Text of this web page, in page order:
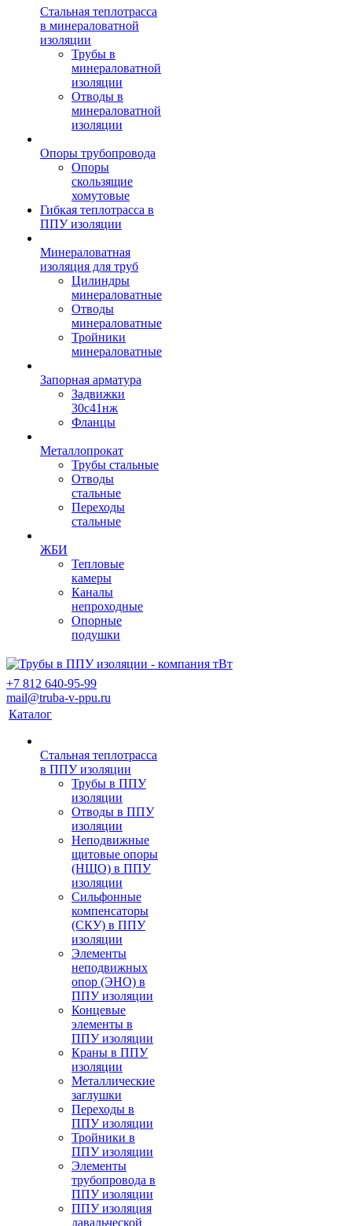
Стальная теплотрасса
в минераловатной
изоляции
Трубы в
минераловатной
изоляции
Отводы в
минераловатной
изоляции
Опоры трубопровода
Опоры
скользящие
хомутовые
Гибкая теплотрасса в
ППУ изоляции
Минераловатная
изоляция для труб
Цилиндры
минераловатные
Отводы
минераловатные
Тройники
минераловатные
Запорная арматура
Задвижки
30с41нж
Фланцы
Металлопрокат
Трубы стальные
Отводы
стальные
Переходы
стальные
ЖБИ
Тепловые
камеры
Каналы
непроходные
Опорные
подушки
+7 812 640-95-99
mail@truba-v-ppu.ru
Каталог
Стальная теплотрасса
в ППУ изоляции
Трубы в ППУ
изоляции
Отводы в ППУ
изоляции
Неподвижные
щитовые опоры
(НЩО) в ППУ
изоляции
Cильфонные
компенсаторы
(СКУ) в ППУ
изоляции
Элементы
неподвижных
опор (ЭНО) в
ППУ изоляции
Концевые
элементы в
ППУ изоляции
Краны в ППУ
изоляции
Металлические
заглушки
Переходы в
ППУ изоляции
Тройники в
ППУ изоляции
Элементы
трубопровода в
ППУ изоляции
ППУ изоляция
давальческой